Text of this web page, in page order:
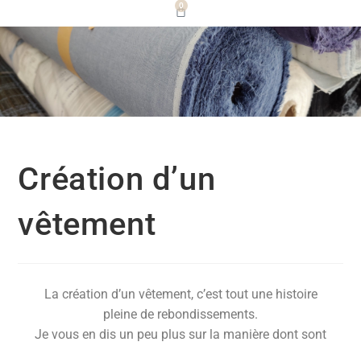
0
Création d’un vêtement
Création d’un
vêtement
La création d’un vêtement, c’est tout une histoire
pleine de rebondissements.
Je vous en dis un peu plus sur la manière dont sont